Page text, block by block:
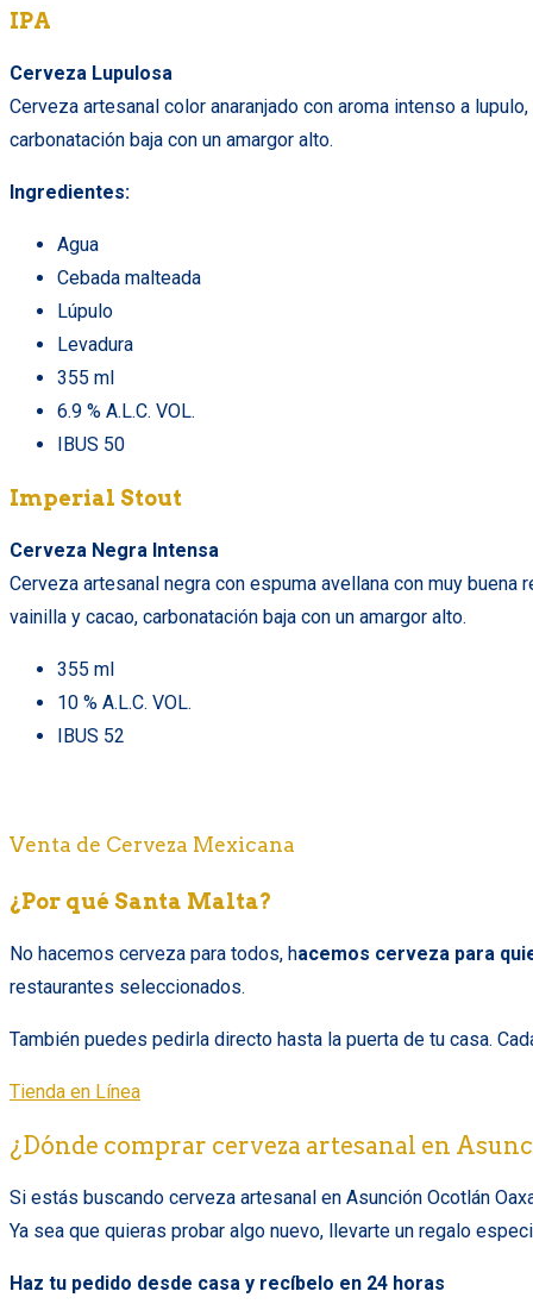
IPA
Cerveza Lupulosa
Cerveza artesanal color anaranjado con aroma intenso a
carbonatación baja con un amargor alto.
Ingredientes:
Agua
Cebada malteada
Lúpulo
Levadura
355 ml
6.9 % A.L.C. VOL.
IBUS 50
Imperial Stout
Cerveza Negra Intensa
Cerveza artesanal negra con espuma avellana con muy
vainilla y cacao, carbonatación baja con un amargor alto.
355 ml
10 % A.L.C. VOL.
IBUS 52
Venta de Cerveza Mexicana
¿Por qué Santa Malta?
No hacemos cerveza para todos, hacemos cerveza para
restaurantes seleccionados.
También puedes pedirla directo hasta la puerta de tu casa.
Tienda en Línea
¿Dónde comprar cerveza artesanal en
Si estás buscando cerveza artesanal en Asunción Ocotlán
Ya sea que quieras probar algo nuevo, llevarte un regalo
Haz tu pedido desde casa y recíbelo en 24 horas